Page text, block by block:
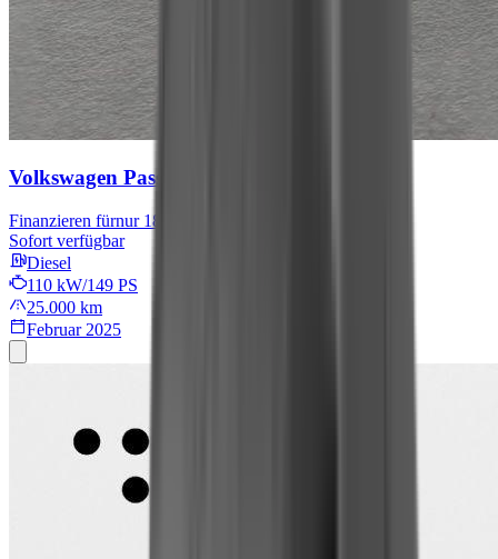
Volkswagen Passat Variant
Finanzieren fürnur 181,54 € mtl.
Sofort verfügbar
Diesel
110 kW/149 PS
25.000 km
Februar 2025